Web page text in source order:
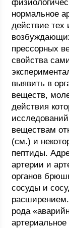
нормальное
действие
прессорных
свойства
выявить в
веществ,
действия
веществам
(см.) и
пептиды.
артерии и
органов
сосуды и
рода